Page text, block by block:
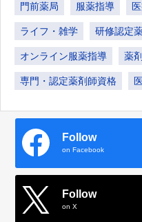
門前薬局 服薬指導
ライフ・雑学 研修認定
オンライン服薬指導 薬
専門・認定薬剤師資格
Follow
on Facebook
Follow
on X